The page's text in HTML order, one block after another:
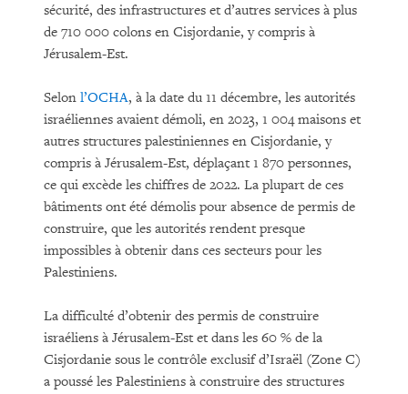
sécurité, des infrastructures et d’autres services à plus
de 710 000 colons en Cisjordanie, y compris à
Jérusalem-Est.
Selon l’OCHA, à la date du 11 décembre, les autorités
israéliennes avaient démoli, en 2023, 1 004 maisons et
autres structures palestiniennes en Cisjordanie, y
compris à Jérusalem-Est, déplaçant 1 870 personnes,
ce qui excède les chiffres de 2022. La plupart de ces
bâtiments ont été démolis pour absence de permis de
construire, que les autorités rendent presque
impossibles à obtenir dans ces secteurs pour les
Palestiniens.
La difficulté d’obtenir des permis de construire
israéliens à Jérusalem-Est et dans les 60 % de la
Cisjordanie sous le contrôle exclusif d’Israël (Zone C)
a poussé les Palestiniens à construire des structures